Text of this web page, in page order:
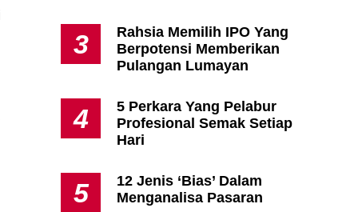
3
Rahsia Memilih IPO Yang
Berpotensi Memberikan
Pulangan Lumayan
4
5 Perkara Yang Pelabur
Profesional Semak Setiap
Hari
5
12 Jenis ‘Bias’ Dalam
Menganalisa Pasaran